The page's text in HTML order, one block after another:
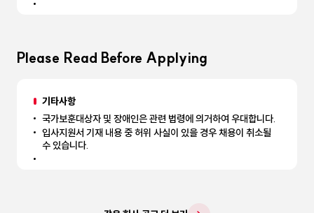
Please Read Before Applying
기타사항
국가보훈대상자 및 장애인은 관련 법령에 의거하여 우대합니다.
입사지원서 기재 내용 중 허위 사실이 있을 경우 채용이 취소될
수 있습니다.